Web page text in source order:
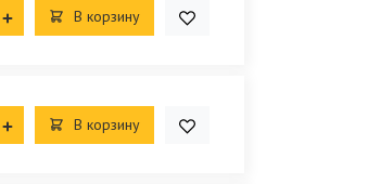
В корзину
В корзину